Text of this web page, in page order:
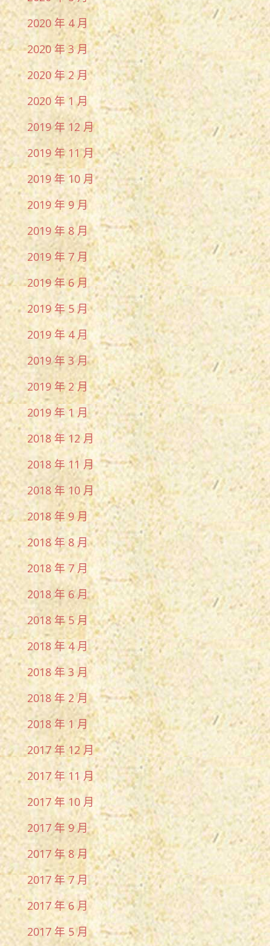
2020 年 4 月
2020 年 3 月
2020 年 2 月
2020 年 1 月
2019 年 12 月
2019 年 11 月
2019 年 10 月
2019 年 9 月
2019 年 8 月
2019 年 7 月
2019 年 6 月
2019 年 5 月
2019 年 4 月
2019 年 3 月
2019 年 2 月
2019 年 1 月
2018 年 12 月
2018 年 11 月
2018 年 10 月
2018 年 9 月
2018 年 8 月
2018 年 7 月
2018 年 6 月
2018 年 5 月
2018 年 4 月
2018 年 3 月
2018 年 2 月
2018 年 1 月
2017 年 12 月
2017 年 11 月
2017 年 10 月
2017 年 9 月
2017 年 8 月
2017 年 7 月
2017 年 6 月
2017 年 5 月